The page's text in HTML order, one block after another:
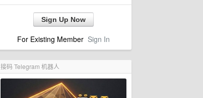
Sign Up Now
For Existing Member Sign In
接码 Telegram 机器人